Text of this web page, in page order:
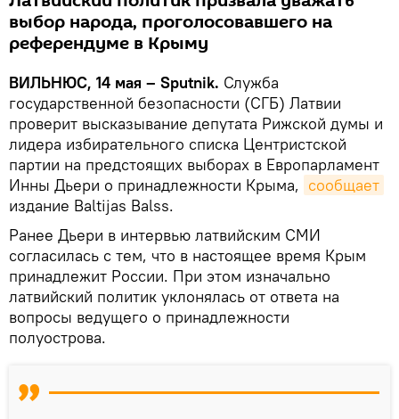
выбор народа, проголосовавшего на
референдуме в Крыму
ВИЛЬНЮС, 14 мая – Sputnik. Служба
государственной безопасности (СГБ) Латвии
проверит высказывание депутата Рижской думы и
лидера избирательного списка Центристской
партии на предстоящих выборах в Европарламент
Инны Дьери о принадлежности Крыма, сообщает
издание Baltijas Balss.
Ранее Дьери в интервью латвийским СМИ
согласилась с тем, что в настоящее время Крым
принадлежит России. При этом изначально
латвийский политик уклонялась от ответа на
вопросы ведущего о принадлежности
полуострова.